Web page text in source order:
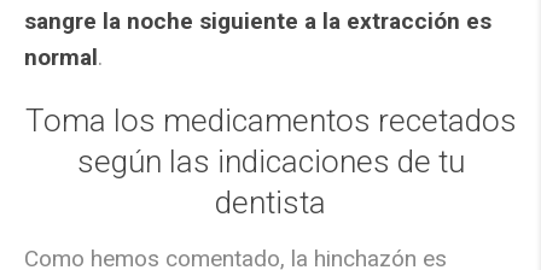
sangre la noche siguiente a la extracción es
normal.
Toma los medicamentos recetados
según las indicaciones de tu
dentista
Como hemos comentado, la hinchazón es